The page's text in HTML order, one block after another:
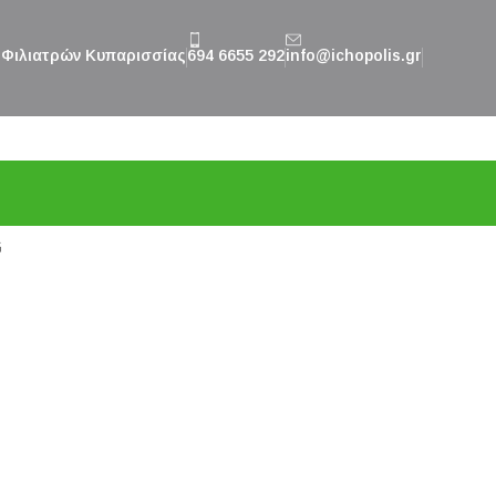
Κυπαρισσίας694 6655 292info@ichopolis.gr